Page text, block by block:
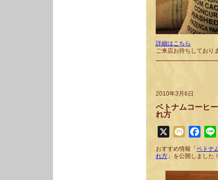
詳細はこちら
ご来店お待ちしており
2010年3月6日
ベトナムコーヒ
れ方
Mixi
おすすめ情報「 ベトナ
れ方 」を公開しました